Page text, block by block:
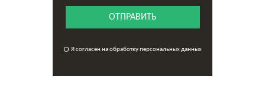
ОТПРАВИТЬ
Я согласен на обработку персональных данных